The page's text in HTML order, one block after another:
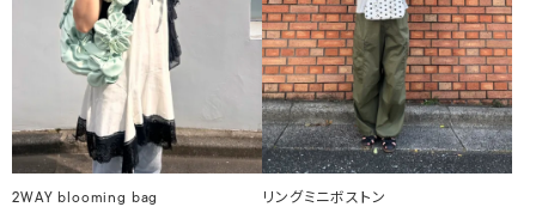
2WAY blooming bag リングミニボストン